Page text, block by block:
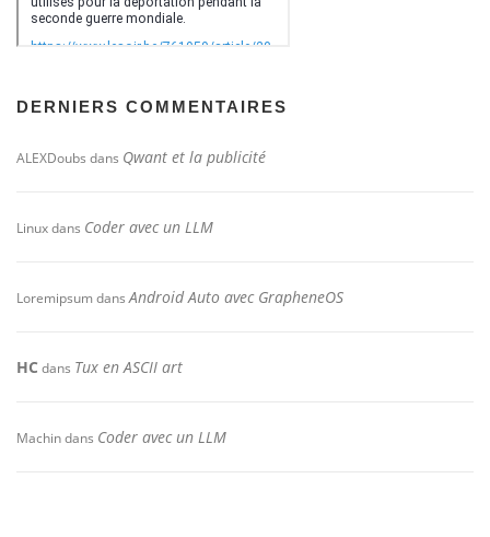
DERNIERS COMMENTAIRES
ALEXDoubs dans Qwant et la publicité
Linuxdans Coder avec un LLM
LoremipsumdansAndroid Auto avec GrapheneOS
HC dans Tux en ASCII art
Machindans Coder avec un LLM